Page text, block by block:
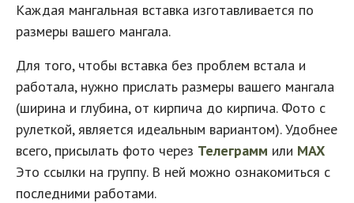
Каждая мангальная вставка изготавливается по
размеры вашего мангала.
Для того, чтобы вставка без проблем встала и
работала, нужно прислать размеры вашего мангала
(ширина и глубина, от кирпича до кирпича. Фото с
рулеткой, является идеальным вариантом). Удобнее
всего, присылать фото через Телеграмм или MAX
Это ссылки на группу. В ней можно ознакомиться с
последними работами.